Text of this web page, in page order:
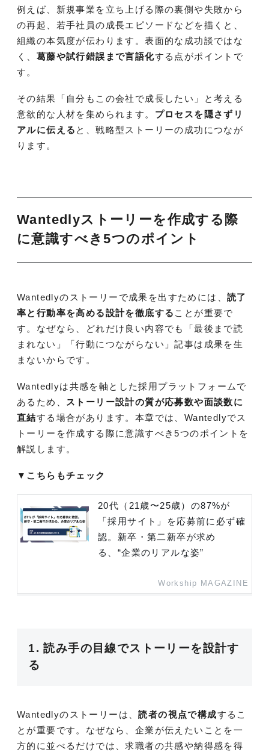
例えば、新規事業を立ち上げる際の裏側や失敗から
の再起、若手社員の成長エピソードなどを描くと、
組織の本気度が伝わります。表面的な成功談ではな
く、 葛藤や試行錯誤まで言語化する点がポイントで
す。
その結果「自分もこの会社で成長したい」と考える
意欲的な人材を集められます。 プロセスを隠さずリ
アルに伝える と、戦略型ストーリーの成功につなが
ります。
Wantedlyストーリーを作成する際
に意識すべき5つのポイント
Wantedlyのストーリーで成果を出すためには、 読了
率と行動率を高める設計を徹底する ことが重要で
す。なぜなら、どれだけ良い内容でも「最後まで読
まれない」「行動につながらない」記事は成果を生
まないからです。
Wantedlyは共感を軸とした採用プラットフォームで
あるため、
ストーリー設計の質が応募数や面談数に
直結する場合があります。本章では、Wantedlyでス
トーリーを作成する際に意識すべき5つのポイントを
解説します。
▼こちらもチェック
20代（21歳〜25歳）の87%が
「採用サイト」を応募前に必ず確
認。新卒・第二新卒が求め
る、“企業のリアルな姿”
Workship MAGAZINE
1. 読み手の目線でストーリーを設計す
る
Wantedlyのストーリーは、読者の視点で構成するこ
とが重要です。なぜなら、企業が伝えたいことを一
方的に並べるだけでは、求職者の共感や納得感を得